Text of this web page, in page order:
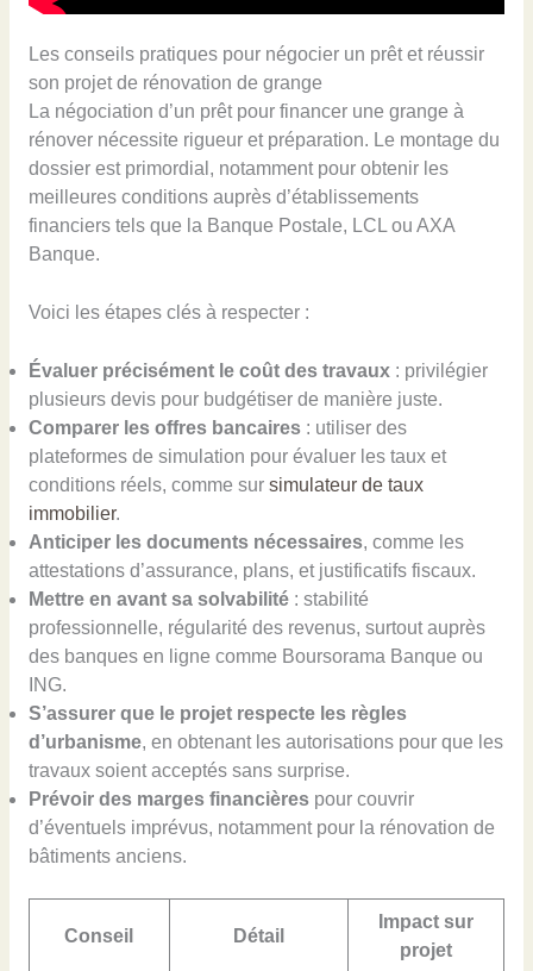
Les conseils pratiques pour négocier un prêt et réussir
son projet de rénovation de grange
La négociation d’un prêt pour financer une grange à
rénover nécessite rigueur et préparation. Le montage du
dossier est primordial, notamment pour obtenir les
meilleures conditions auprès d’établissements
financiers tels que la Banque Postale, LCL ou AXA
Banque.
Voici les étapes clés à respecter :
Évaluer précisément le coût des travaux: privilégier
plusieurs devis pour budgétiser de manière juste.
Comparer les offres bancaires: utiliser des
plateformes de simulation pour évaluer les taux et
conditions réels, comme sur simulateur de taux
immobilier.
Anticiper les documents nécessaires, comme les
attestations d’assurance, plans, et justificatifs fiscaux.
Mettre en avant sa solvabilité: stabilité
professionnelle, régularité des revenus, surtout auprès
des banques en ligne comme Boursorama Banque ou
ING.
S’assurer que le projet respecte les règles
d’urbanisme, en obtenant les autorisations pour que les
travaux soient acceptés sans surprise.
Prévoir des marges financièrespour couvrir
d’éventuels imprévus, notamment pour la rénovation de
bâtiments anciens.
Conseil Détail
Impact sur
projet